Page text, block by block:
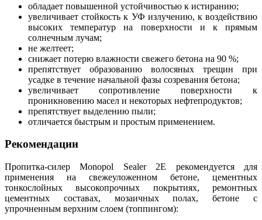
обладает повышенной устойчивостью к истиранию;
увеличивает cтойкость к УФ излучению, к воздействию
высоких температур на поверхности и к прямым
солнечным лучам;
не желтеет;
снижает потерю влажности свежего бетона на 90 %;
препятствует образованию волосяных трещин при
усадке в течение начальной фазы созревания бетона;
увеличивает сопротивление поверхности к
проникновению масел и некоторых нефтепродуктов;
препятствует выделению пыли;
отличается быстрым и простым применением.
Рекомендации
Пропитка-силер Monopol Sealer 2Е рекомендуется для
применения на свежеуложенном бетоне, цементных
тонкослойных высокопрочных покрытиях, ремонтных
цементных составах, мозаичных полах, бетоне с
упрочненным верхним слоем (топпингом):